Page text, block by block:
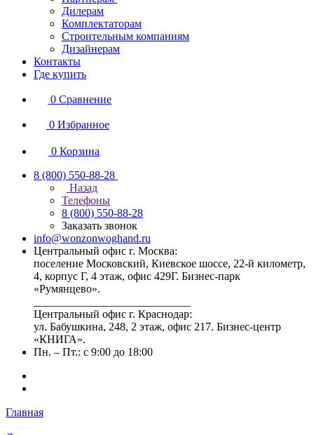
Дилерам
Комплектаторам
Строительным компаниям
Дизайнерам
Контакты
Где купить
0 Сравнение
0 Избранное
0 Корзина
8 (800) 550-88-28
Назад
Телефоны
8 (800) 550-88-28
Заказать звонок
info@wonzonwoghand.ru
Центральный офис г. Москва:
поселение Московский, Киевское шоссе, 22-й километр,
4, корпус Г, 4 этаж, офис 429Г. Бизнес-парк
«Румянцево».
Центральный офис г. Краснодар:
ул. Бабушкина, 248, 2 этаж, офис 217. Бизнес-центр
«КНИГА».
Пн. – Пт.: с 9:00 до 18:00
Главная